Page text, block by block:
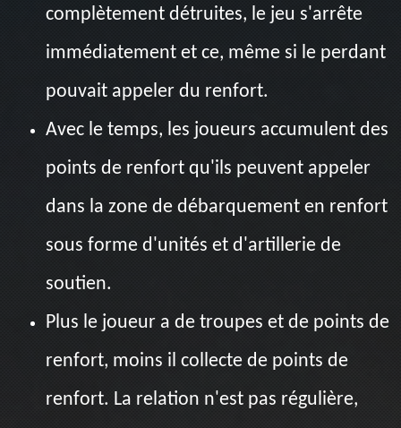
complètement détruites, le jeu s'arrête
immédiatement et ce, même si le perdant
pouvait appeler du renfort.
Avec le temps, les joueurs accumulent des
points de renfort qu'ils peuvent appeler
dans la zone de débarquement en renfort
sous forme d'unités et d'artillerie de
soutien.
Plus le joueur a de troupes et de points de
renfort, moins il collecte de points de
renfort. La relation n'est pas régulière,